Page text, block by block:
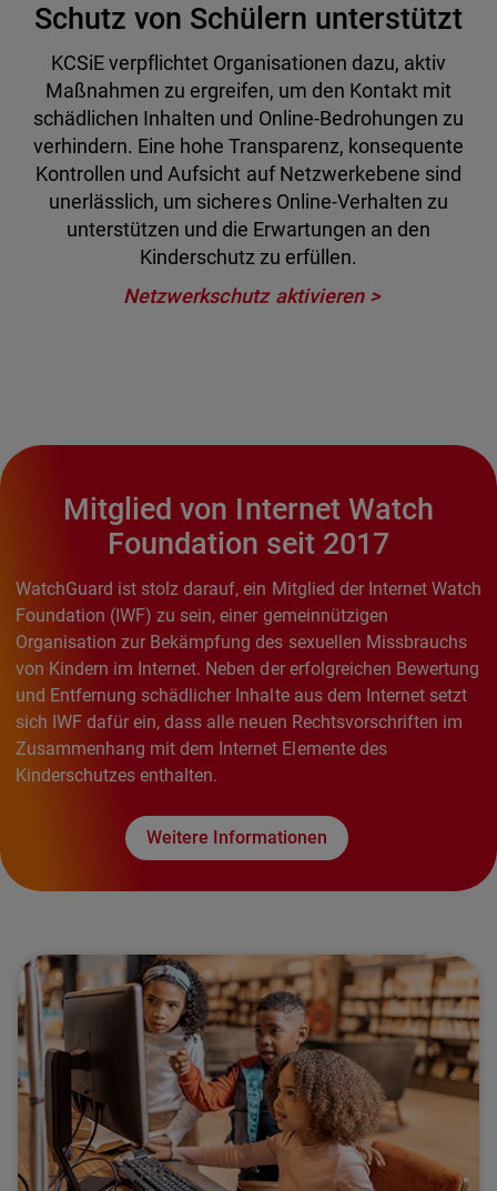
Schutz von Schülern unterstützt
KCSiE verpflichtet Organisationen dazu, aktiv
Maßnahmen zu ergreifen, um den Kontakt mit
schädlichen Inhalten und Online-Bedrohungen zu
verhindern. Eine hohe Transparenz, konsequente
Kontrollen und Aufsicht auf Netzwerkebene sind
unerlässlich, um sicheres Online-Verhalten zu
unterstützen und die Erwartungen an den
Kinderschutz zu erfüllen.
Netzwerkschutz aktivieren
Mitglied von Internet Watch
Foundation seit 2017
WatchGuard ist stolz darauf, ein Mitglied der Internet Watch
Foundation (IWF) zu sein, einer gemeinnützigen
Organisation zur Bekämpfung des sexuellen Missbrauchs
von Kindern im Internet. Neben der erfolgreichen Bewertung
und Entfernung schädlicher Inhalte aus dem Internet setzt
sich IWF dafür ein, dass alle neuen Rechtsvorschriften im
Zusammenhang mit dem Internet Elemente des
Kinderschutzes enthalten.
Weitere Informationen